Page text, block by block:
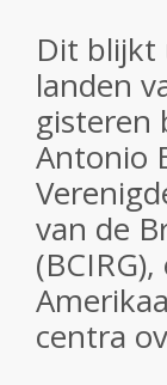
Dit blijkt
landen
gisteren
Antonio
van de
centra